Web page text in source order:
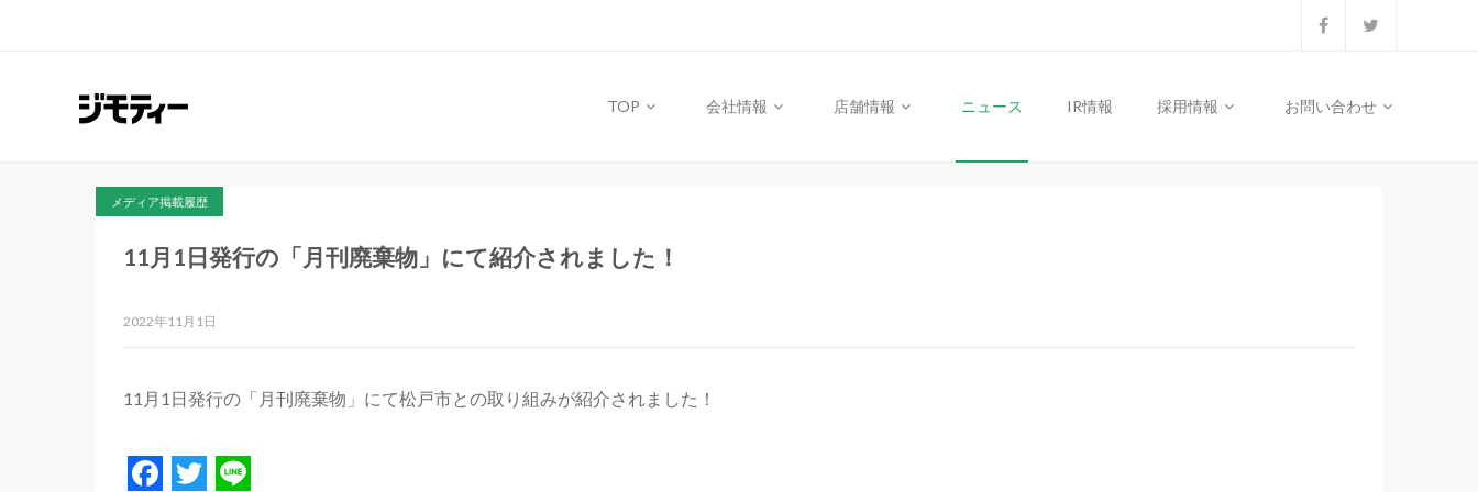
TOP 会社情報 店舗情報 ニュース IR情報 採用情報 お問い合わせ
メディア掲載履歴
11月1日発行の「月刊廃棄物」にて紹介されました！
2022年11月1日
11月1日発行の「月刊廃棄物」にて松戸市との取り組みが紹介されました！
Facebook
Twitter